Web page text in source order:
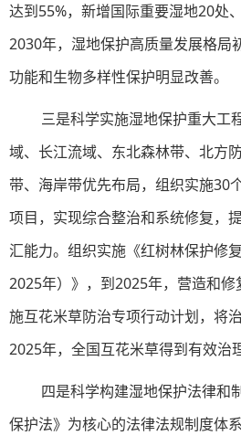
达到55%，新增国际重要湿地20处
2030年，湿地保护高质量发展格局
功能和生物多样性保护明显改善。
三是科学实施湿地保护重大工
域、长江流域、东北森林带、北方
带、海岸带优先布局，组织实施30
项目，实现综合整治和系统修复，
汇能力。组织实施《红树林保护修
2025年）》，到2025年，营造和
施互花米草防治专项行动计划，将
2025年，全国互花米草得到有效治
四是科学构建湿地保护法律和
保护法》为核心的法律法规制度体